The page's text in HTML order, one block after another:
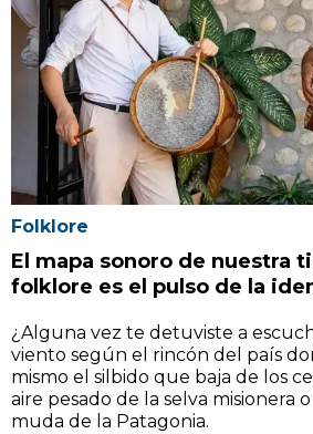
Folklore
El mapa sonoro de nuestra
folklore es el pulso de la
¿Alguna vez te detuviste a
viento según el rincón del país
mismo el silbido que baja de los
aire pesado de la selva misionera
muda de la Patagonia.